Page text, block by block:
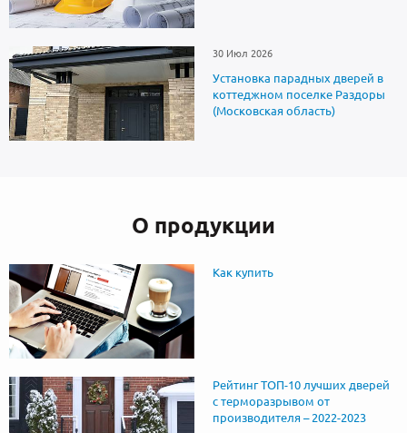
30 Июл 2026
Установка парадных дверей в
коттеджном поселке Раздоры
(Московская область)
О продукции
Как купить
Рейтинг ТОП-10 лучших дверей
с терморазрывом от
производителя – 2022-2023